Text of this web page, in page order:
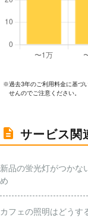
※過去3年のご利⽤料⾦に基づ
せんのでご注意ください。
サービス関
新品の蛍光灯がつかな
め
カフェの照明はどうす